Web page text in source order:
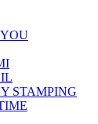
STAMPING